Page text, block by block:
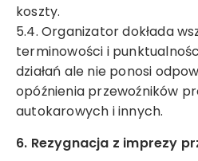
koszty.
5.4. Organizator dokłada
terminowości i
działań ale nie ponosi
opóźnienia przewoźników
autokarowych i innych.
6. Rezygnacja z imprezy